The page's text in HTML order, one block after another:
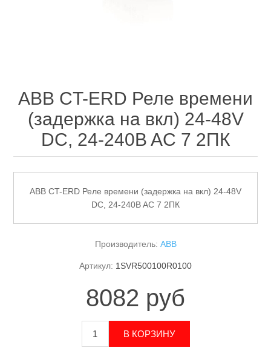
ABB CT-ERD Реле времени
(задержка на вкл) 24-48V
DC, 24-240B AC 7 2ПК
ABB CT-ERD Реле времени (задержка на вкл) 24-48V
DC, 24-240B AC 7 2ПК
Производитель: ABB
Артикул: 1SVR500100R0100
8082 руб